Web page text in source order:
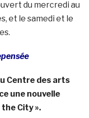
du mercredi au
et le samedi et le
Centre des arts
une nouvelle
City ».